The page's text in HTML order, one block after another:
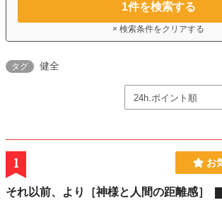
1件を検索する
× 検索条件をクリアする
タグ 健全
1 お
それ以前、より［神様と人間の距離感］